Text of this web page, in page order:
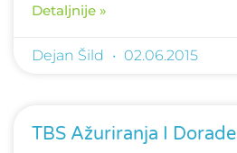
Detaljnije »
Dejan Šild 02.06.2015
TBS Ažuriranja I Dorade